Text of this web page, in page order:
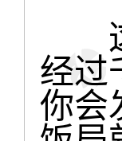
这
经过
你会